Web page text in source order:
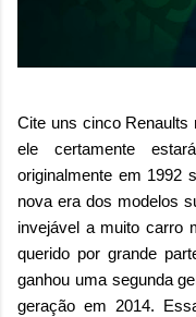
Cite uns cinco
ele certamente
originalmente em 1992
nova era dos modelos
invejável a muito carro
querido por grande
ganhou uma segunda
geração em 2014.